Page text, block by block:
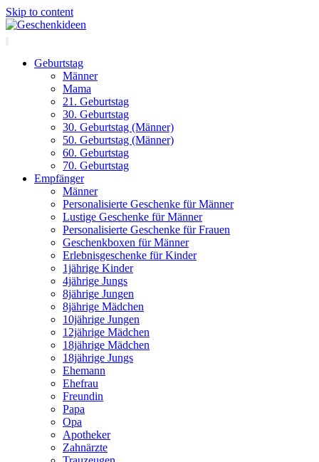
Skip to content
Geburtstag
Männer
Mama
21. Geburtstag
30. Geburtstag
30. Geburtstag (Männer)
50. Geburtstag (Männer)
60. Geburtstag
70. Geburtstag
Empfänger
Männer
Personalisierte Geschenke für Männer
Lustige Geschenke für Männer
Personalisierte Geschenke für Frauen
Geschenkboxen für Männer
Erlebnisgeschenke für Kinder
1jährige Kinder
4jährige Jungs
8jährige Jungen
8jährige Mädchen
10jährige Jungen
12jährige Mädchen
18jährige Mädchen
18jährige Jungs
Ehemann
Ehefrau
Freundin
Papa
Opa
Apotheker
Zahnärzte